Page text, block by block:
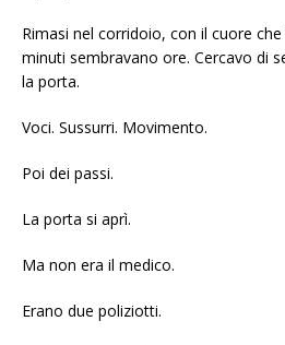
Rimasi nel corridoio, con il cuore che
minuti sembravano ore. Cercavo di
la porta.
Voci. Sussurri. Movimento.
Poi dei passi.
La porta si aprì.
Ma non era il medico.
Erano due poliziotti.